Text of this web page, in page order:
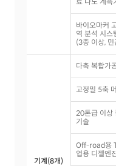
바이오마커
역 분석 시스
(3종 이상,
기계(8개)
다축 복합가
고정밀 5축
20톤급 이상
기술
Off-road용
업용 디젤엔